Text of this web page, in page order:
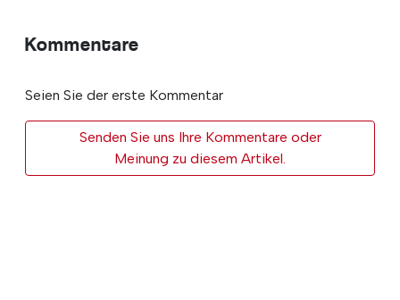
Kommentare
Seien Sie der erste Kommentar
Senden Sie uns Ihre Kommentare oder
Meinung zu diesem Artikel.